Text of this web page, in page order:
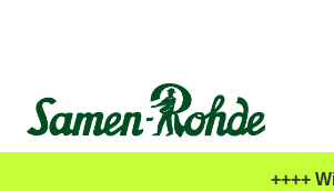
++++